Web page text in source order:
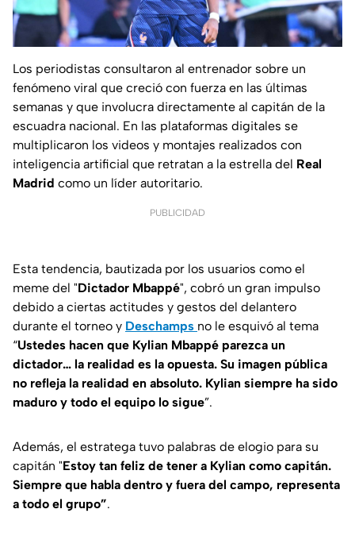
Los periodistas consultaron al entrenador sobre un
fenómeno viral que creció con fuerza en las últimas
semanas y que involucra directamente al capitán de la
escuadra nacional. En las plataformas digitales se
multiplicaron los videos y montajes realizados con
inteligencia artificial que retratan a la estrella del Real
Madrid como un líder autoritario.
PUBLICIDAD
Esta tendencia, bautizada por los usuarios como el
meme del "Dictador Mbappé", cobró un gran impulso
debido a ciertas actitudes y gestos del delantero
durante el torneo y Deschamps no le esquivó al tema
“Ustedes hacen que Kylian Mbappé parezca un
dictador… la realidad es la opuesta. Su imagen pública
no refleja la realidad en absoluto. Kylian siempre ha sido
maduro y todo el equipo lo sigue”.
Además, el estratega tuvo palabras de elogio para su
capitán "Estoy tan feliz de tener a Kylian como capitán.
Siempre que habla dentro y fuera del campo, representa
a todo el grupo”.